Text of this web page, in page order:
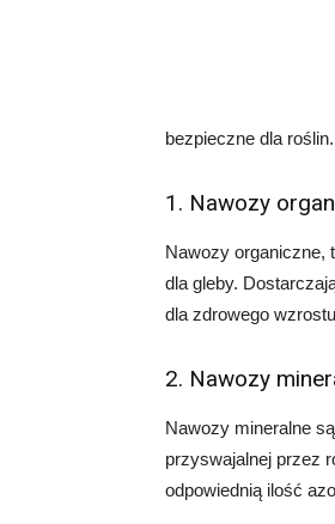
bezpieczne dla
1. Nawozy
Nawozy organiczne,
dla gleby.
dla zdrowego
2. Nawozy
Nawozy mineralne
przyswajalnej przez
odpowiednią ilość